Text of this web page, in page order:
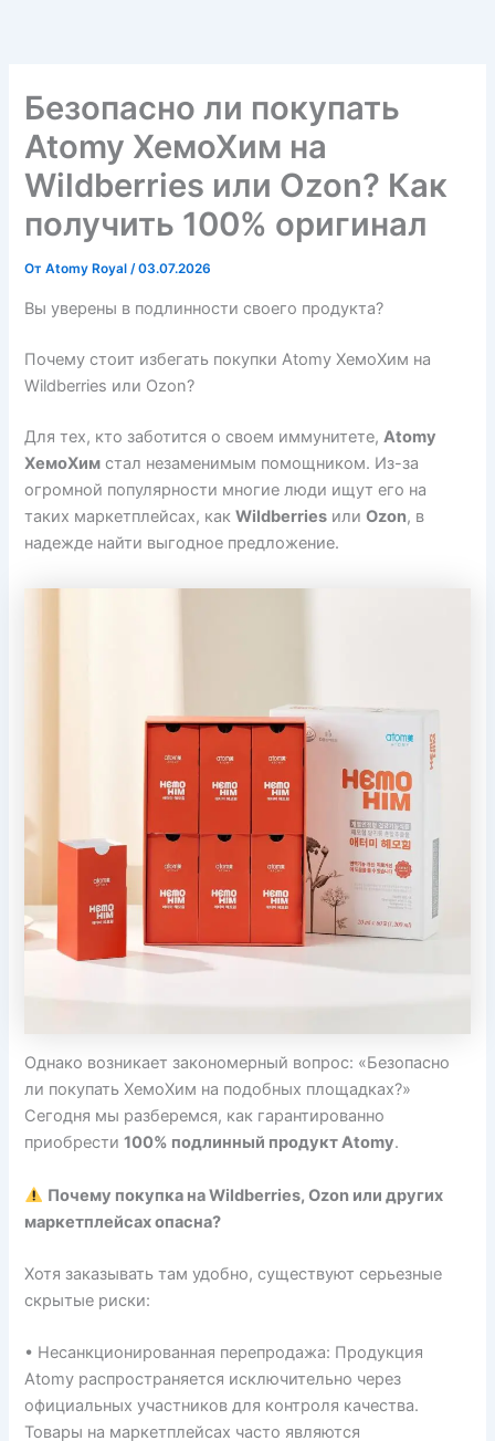
Безопасно ли покупать
Atomy ХемоХим на
Wildberries или Ozon? Как
получить 100% оригинал
ОтAtomy Royal/03.07.2026
Вы уверены в подлинности своего продукта?
Почему стоит избегать покупки Atomy ХемоХим на
Wildberries или Ozon?
Для тех, кто заботится о своем иммунитете, Atomy
ХемоХим стал незаменимым помощником. Из-за
огромной популярности многие люди ищут его на
таких маркетплейсах, какWildberries илиOzon, в
надежде найти выгодное предложение.
Однако возникает закономерный вопрос: «Безопасно
ли покупать ХемоХим на подобных площадках?»
Сегодня мы разберемся, как гарантированно
приобрести100% подлинный продукт Atomy.
Почему покупка на Wildberries, Ozon или других
маркетплейсах опасна?
Хотя заказывать там удобно, существуют серьезные
скрытые риски:
• Несанкционированная перепродажа: Продукция
Atomy распространяется исключительно через
официальных участников для контроля качества.
Товары на маркетплейсах часто являются